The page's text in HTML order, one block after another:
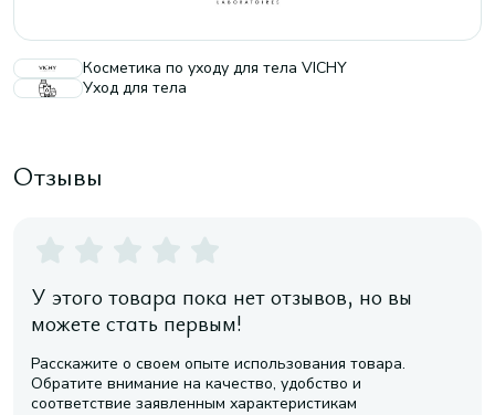
Косметика по уходу для тела VICHY
Уход для тела
Отзывы
У этого товара пока нет отзывов, но вы
можете стать первым!
Расскажите о своем опыте использования товара.
Обратите внимание на качество, удобство и
соответствие заявленным характеристикам